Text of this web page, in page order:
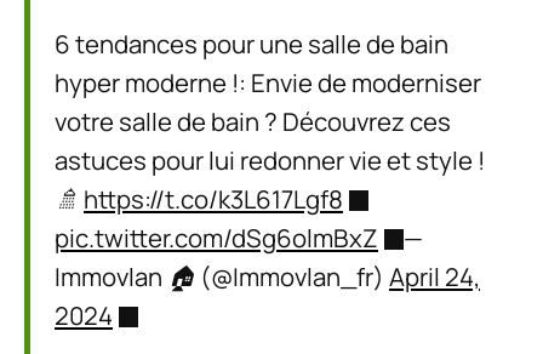
6 tendances pour une salle de bain
hyper moderne !: Envie de moderniser
votre salle de bain ? Découvrez ces
astuces pour lui redonner vie et style !
🚿 https://t.co/k3L617Lgf8
pic.twitter.com/dSg6olmBxZ
—
Immovlan 🏠 (@Immovlan_fr) April 24,
2024